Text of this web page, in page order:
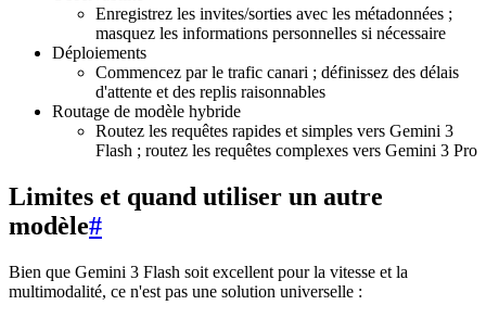
Enregistrez les invites/sorties avec les métadonnées ;
masquez les informations personnelles si nécessaire
Déploiements
Commencez par le trafic canari ; définissez des délais
d'attente et des replis raisonnables
Routage de modèle hybride
Routez les requêtes rapides et simples vers Gemini 3
Flash ; routez les requêtes complexes vers Gemini 3 Pro
Limites et quand utiliser un autre
modèle#
Bien que Gemini 3 Flash soit excellent pour la vitesse et la
multimodalité, ce n'est pas une solution universelle :